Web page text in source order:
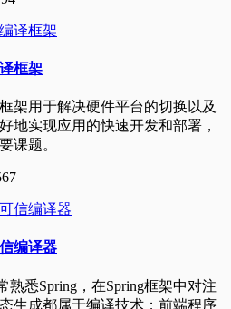
框架
架用于解决硬件平台的切换以及
地实现应用的快速开发和部署，
课题。
编译器
熟悉Spring，在Spring框架中对注
生成都属于编译技术；前端程序